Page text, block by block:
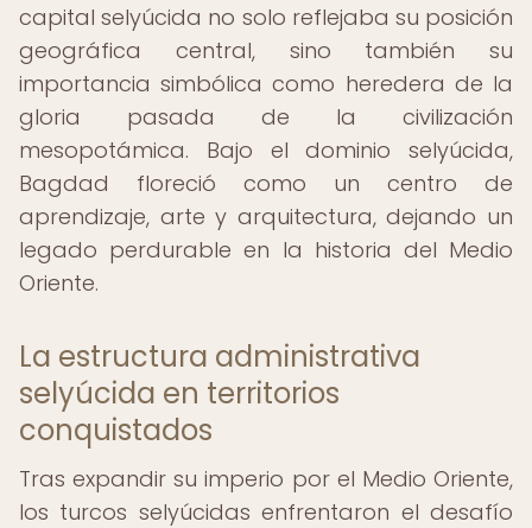
capital selyúcida no solo reflejaba su posición
geográfica central, sino también su
importancia simbólica como heredera de la
gloria pasada de la civilización
mesopotámica. Bajo el dominio selyúcida,
Bagdad floreció como un centro de
aprendizaje, arte y arquitectura, dejando un
legado perdurable en la historia del Medio
Oriente.
La estructura administrativa
selyúcida en territorios
conquistados
Tras expandir su imperio por el Medio Oriente,
los turcos selyúcidas enfrentaron el desafío